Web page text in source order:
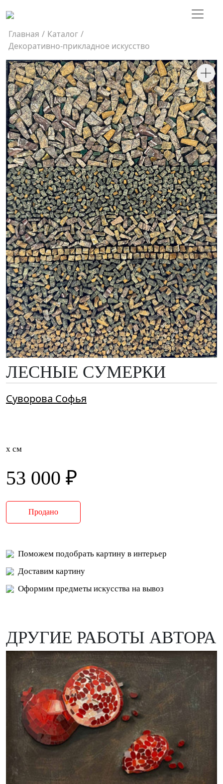
Главная / Каталог /
Декоративно-прикладное искусство
ЛЕСНЫЕ СУМЕРКИ
Суворова Софья
x см
53 000 ₽
Продано
Поможем подобрать картину в интерьер
Доставим картину
Оформим предметы искусства на вывоз
ДРУГИЕ РАБОТЫ АВТОРА